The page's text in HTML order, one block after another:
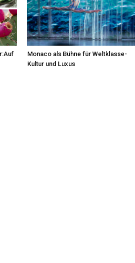
Monaco als Bühne für Weltklasse-
Kultur und Luxus